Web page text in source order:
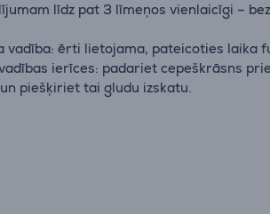
līdz pat 3 līmeņos vienlaicīgi –
vadība: ērti lietojama, pateicoties laika
ierīces: padariet cepeškrāsns
piešķiriet tai gludu izskatu.